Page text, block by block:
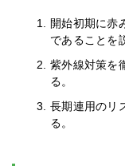
開始初期に赤
であることを
紫外線対策を
る。
長期連用のリ
る。